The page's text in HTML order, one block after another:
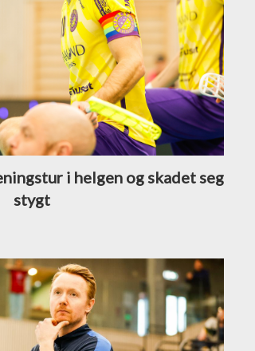
i helgen og skadet seg
stygt